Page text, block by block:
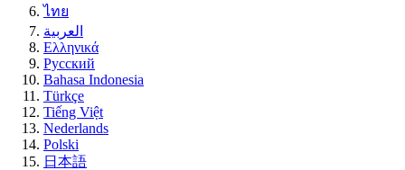
ไทย
العربية
Ελληνικά
Русский
Bahasa Indonesia
Türkçe
Tiếng Việt
Nederlands
Polski
日本語